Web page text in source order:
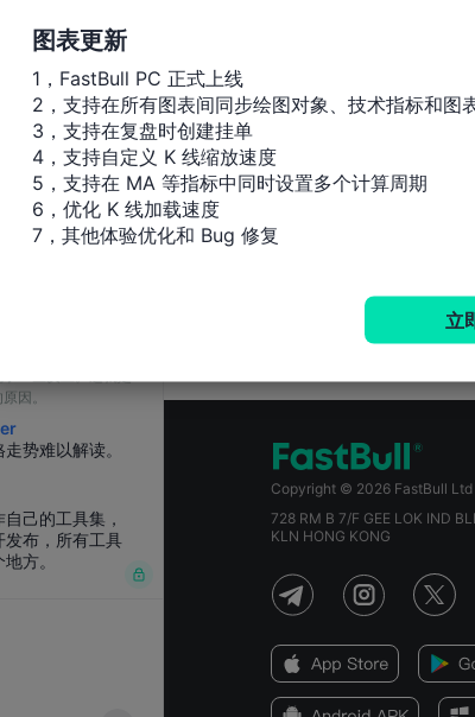
Copyright © 2026 FastBull Ltd
728 RM B 7/F GEE LOK IND
KLN HONG KONG
图表更新
1，FastBull PC 正式上线
2，支持在所有图表间同步绘图对象、技术指标和图
3，支持在复盘时创建挂单
4，支持自定义 K 线缩放速度
5，支持在 MA 等指标中同时设置多个计算周期
6，优化 K 线加载速度
7，其他体验优化和 Bug 修复
立